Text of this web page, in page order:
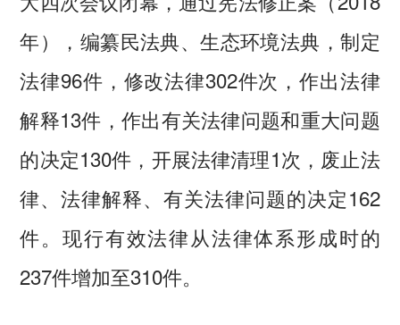
年），编纂民法典、生态环境法典，制定
法律96件，修改法律302件次，作出法律
解释13件，作出有关法律问题和重大问题
的决定130件，开展法律清理1次，废止法
律、法律解释、有关法律问题的决定162
件。现行有效法律从法律体系形成时的
237件增加至310件。